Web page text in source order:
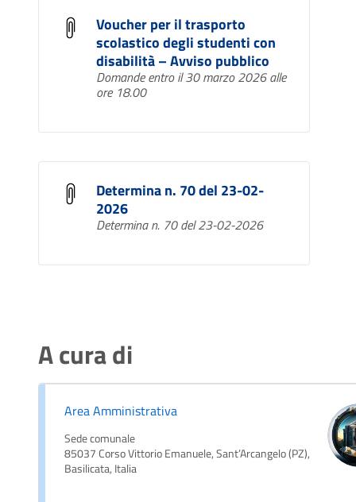
Voucher per il trasporto
scolastico degli studenti con
disabilità – Avviso pubblico
Domande entro il 30 marzo 2026 alle
ore 18.00
Determina n. 70 del 23-02-
2026
Determina n. 70 del 23-02-2026
A cura di
Area Amministrativa
Sede comunale
85037 Corso Vittorio Emanuele, Sant’Arcangelo (PZ),
Basilicata, Italia